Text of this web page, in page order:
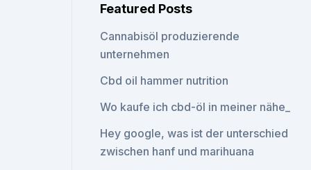
Featured Posts
Cannabisöl produzierende
unternehmen
Cbd oil hammer nutrition
Wo kaufe ich cbd-öl in meiner nähe_
Hey google, was ist der unterschied
zwischen hanf und marihuana